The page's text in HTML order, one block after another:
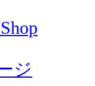
ジ